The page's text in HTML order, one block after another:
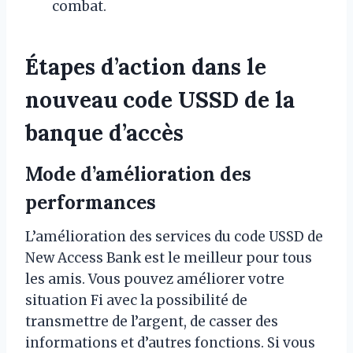
combat.
Étapes d’action dans le
nouveau code USSD de la
banque d’accès
Mode d’amélioration des
performances
L’amélioration des services du code USSD de
New Access Bank est le meilleur pour tous
les amis. Vous pouvez améliorer votre
situation Fi avec la possibilité de
transmettre de l’argent, de casser des
informations et d’autres fonctions. Si vous